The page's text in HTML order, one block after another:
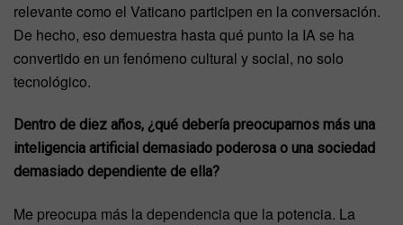
relevante como el Vaticano participen en la conversación.
De hecho, eso demuestra hasta qué punto la IA se ha
convertido en un fenómeno cultural y social, no solo
tecnológico.
Dentro de diez años, ¿qué debería preocuparnos más una
inteligencia artificial demasiado poderosa o una sociedad
demasiado dependiente de ella?
Me preocupa más la dependencia que la potencia. La